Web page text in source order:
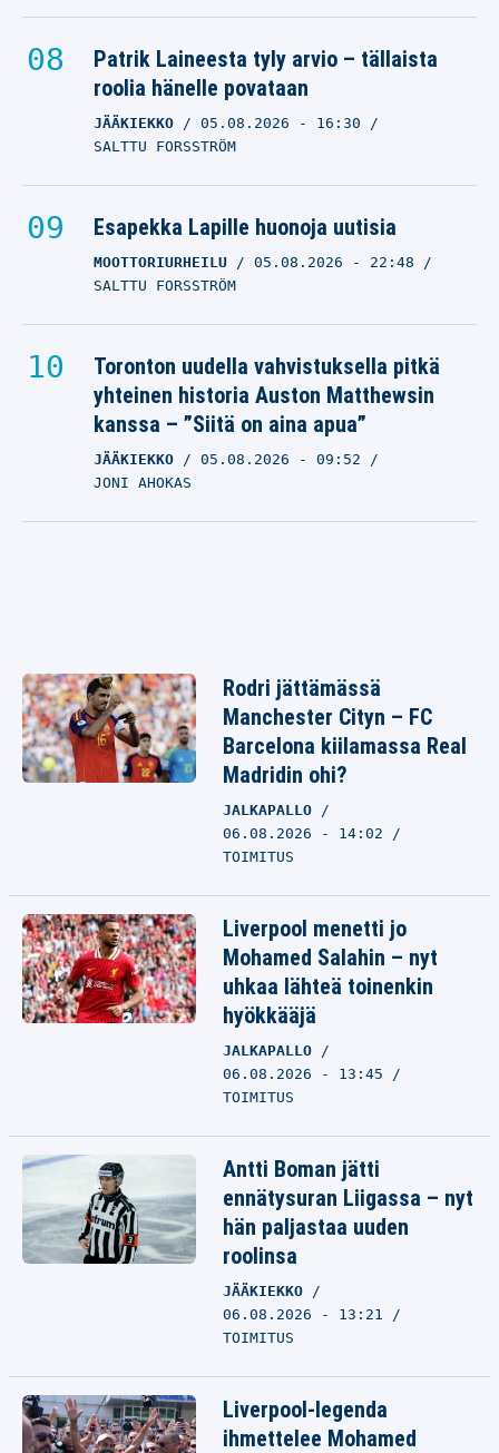
Patrik Laineesta tyly arvio – tällaista
roolia hänelle povataan
JÄÄKIEKKO 05.08.2026 - 16:30
SALTTU FORSSTRÖM
Esapekka Lapille huonoja uutisia
MOOTTORIURHEILU 05.08.2026 - 22:48
SALTTU FORSSTRÖM
Toronton uudella vahvistuksella pitkä
yhteinen historia Auston Matthewsin
kanssa – ”Siitä on aina apua”
JÄÄKIEKKO 05.08.2026 - 09:52
JONI AHOKAS
Rodri jättämässä
Manchester Cityn – FC
Barcelona kiilamassa Real
Madridin ohi?
JALKAPALLO
06.08.2026 - 14:02
TOIMITUS
Liverpool menetti jo
Mohamed Salahin – nyt
uhkaa lähteä toinenkin
hyökkääjä
JALKAPALLO
06.08.2026 - 13:45
TOIMITUS
Antti Boman jätti
ennätysuran Liigassa – nyt
hän paljastaa uuden
roolinsa
JÄÄKIEKKO
06.08.2026 - 13:21
TOIMITUS
Liverpool-legenda
ihmettelee Mohamed